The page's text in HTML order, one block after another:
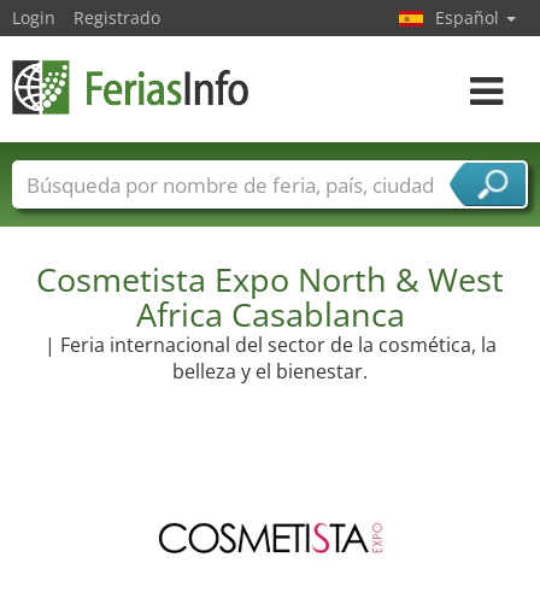
Cosmetista Expo North & West
Africa Casablanca
| Feria internacional del sector de la cosmética, la
belleza y el bienestar.
Login Registrado Español
toggle
Nombres de ferias Países
Ciudades
Sectores de proveedor de servicios